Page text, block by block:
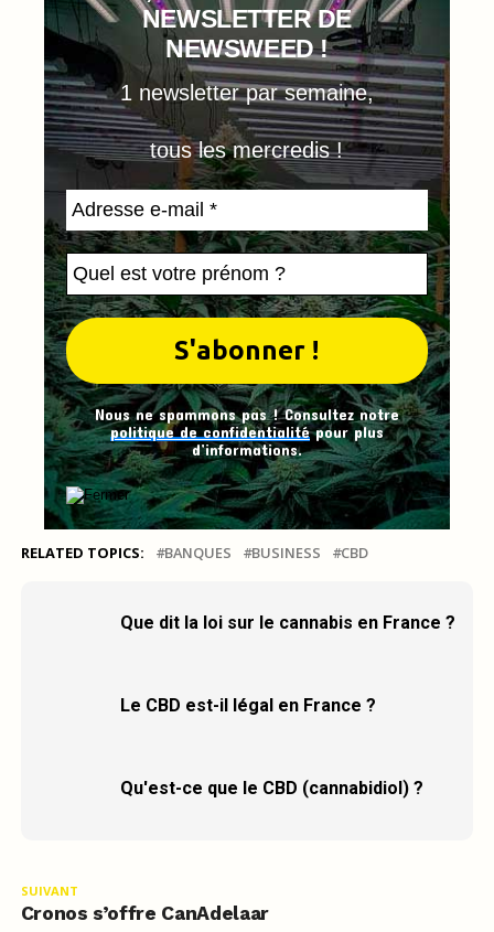
NEWSLETTER DE
NEWSWEED !
1 newsletter par semaine,
tous les mercredis !
Nous ne spammons pas ! Consultez notre
politique de confidentialitépour plus
d’informations.
RELATED TOPICS: BANQUES BUSINESS CBD
Que dit la loi sur le cannabis en France ?
Le CBD est-il légal en France ?
Qu'est-ce que le CBD (cannabidiol) ?
SUIVANT
Cronos s’offre CanAdelaar